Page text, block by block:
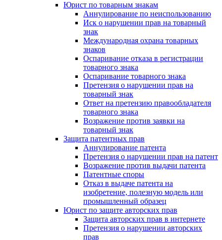
Юрист по товарным знакам
Аннулирование по неиспользованию
Иск о нарушении прав на товарный
знак
Международная охрана товарных
знаков
Оспаривание отказа в регистрации
товарного знака
Оспаривание товарного знака
Претензия о нарушении прав на
товарный знак
Ответ на претензию правообладателя
товарного знака
Возражение против заявки на
товарный знак
Защита патентных прав
Аннулирование патента
Претензия о нарушении прав на патент
Возражение против выдачи патента
Патентные споры
Отказ в выдаче патента на
изобретение, полезную модель или
промышленный образец
Юрист по защите авторских прав
Защита авторских прав в интернете
Претензия о нарушении авторских
прав